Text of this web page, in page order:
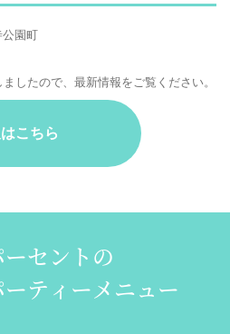
園町
したので、最新情報をご覧ください。
こちら
セントの
ティーメニュー